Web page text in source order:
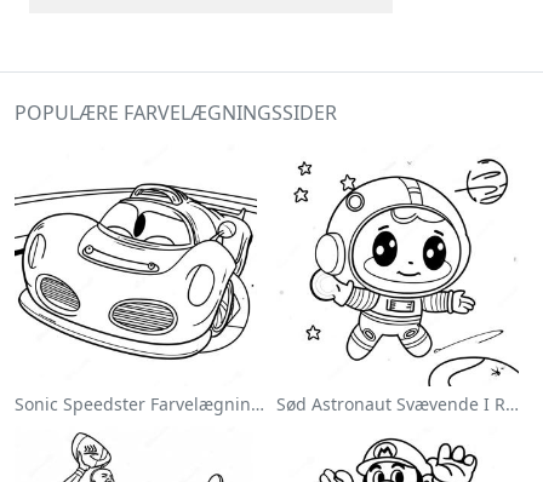
POPULÆRE FARVELÆGNINGSSIDER
Sonic Speedster Farvelægningsside Sød Astronaut Svævende I Rummet Farvelægningsside